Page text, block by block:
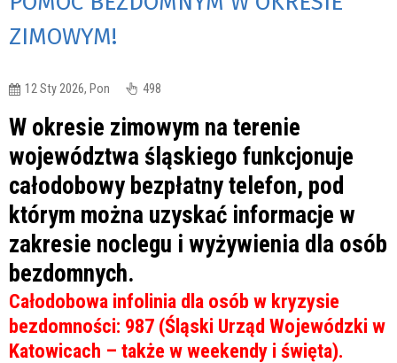
ZIMOWYM!
12 Sty 2026, Pon 498
W okresie zimowym na terenie
województwa śląskiego funkcjonuje
całodobowy bezpłatny telefon, pod
którym można uzyskać informacje w
zakresie noclegu i wyżywienia dla osób
bezdomnych.
Całodobowa infolinia dla osób w kryzysie
bezdomności: 987 (Śląski Urząd Wojewódzki w
Katowicach – także w weekendy i święta).